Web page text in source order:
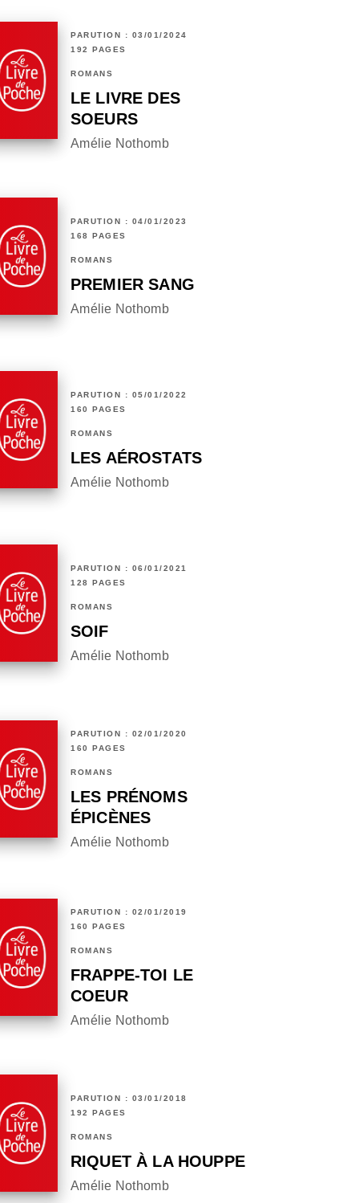
PARUTION : 03/01/2024
192 PAGES
ROMANS
LE LIVRE DES
SOEURS
Amélie Nothomb
PARUTION : 04/01/2023
168 PAGES
ROMANS
PREMIER SANG
Amélie Nothomb
PARUTION : 05/01/2022
160 PAGES
ROMANS
LES AÉROSTATS
Amélie Nothomb
PARUTION : 06/01/2021
128 PAGES
ROMANS
SOIF
Amélie Nothomb
PARUTION : 02/01/2020
160 PAGES
ROMANS
LES PRÉNOMS
ÉPICÈNES
Amélie Nothomb
PARUTION : 02/01/2019
160 PAGES
ROMANS
FRAPPE-TOI LE
COEUR
Amélie Nothomb
PARUTION : 03/01/2018
192 PAGES
ROMANS
RIQUET À LA HOUPPE
Amélie Nothomb